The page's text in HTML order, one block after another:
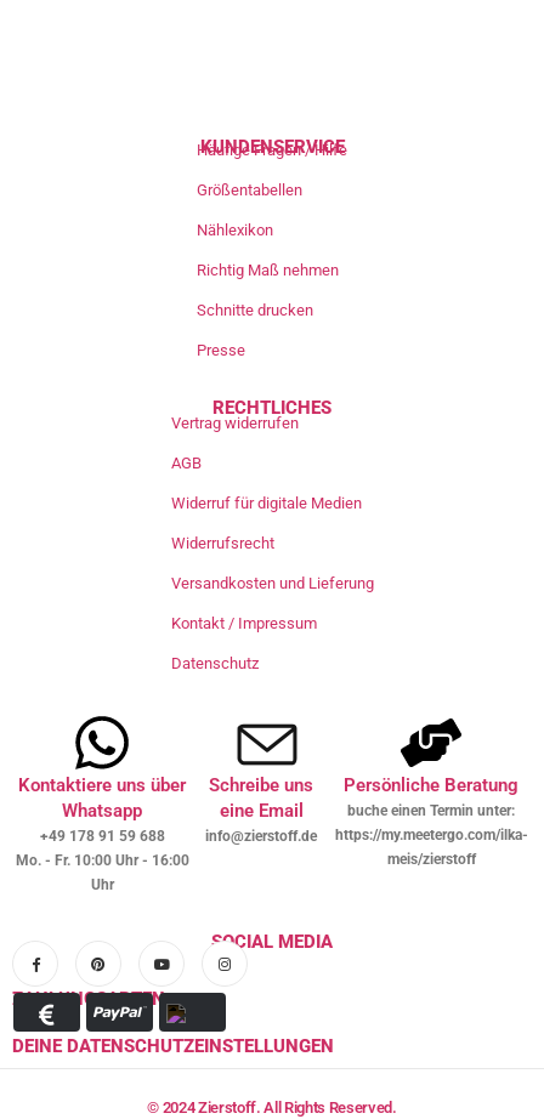
KUNDENSERVICE
Häufige Fragen / Hilfe
Größentabellen
Nählexikon
Richtig Maß nehmen
Schnitte drucken
Presse
RECHTLICHES
Vertrag widerrufen
AGB
Widerruf für digitale Medien
Widerrufsrecht
Versandkosten und Lieferung
Kontakt / Impressum
Datenschutz
Kontaktiere uns über
Whatsapp
+49 178 91 59 688
Mo. - Fr. 10:00 Uhr - 16:00
Uhr
Schreibe uns
eine Email
info@zierstoff.de
Persönliche Beratung
buche einen Termin unter:
https://my.meetergo.com/ilka-
meis/zierstoff
SOCIAL MEDIA
ZAHLUNGSARTEN
DEINE DATENSCHUTZEINSTELLUNGEN
© 2024 Zierstoff. All Rights Reserved.